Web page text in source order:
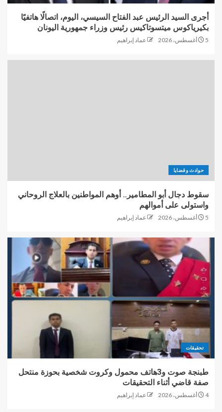
أجرى السيد الرئيس عبد الفتاح السيسي، اليوم، اتصالًا هاتفيًا
بكيرياكوس ميتسوتاكيس رئيس وزراء جمهورية اليونان
5 أغسطس، 2026 عماد إبراهيم
حوادث وقضايا
سقوط دجال أبو المطامير.. أوهم المواطنين بالعلاج الروحاني
واستولى على أموالهم
5 أغسطس، 2026 عماد إبراهيم
تحقيقات
طبنجة صوت و3هاتف محمول وكروت شخصية بحوزة منتحل
صفة قاضي أثناء التحقيقات
4 أغسطس، 2026 عماد إبراهيم